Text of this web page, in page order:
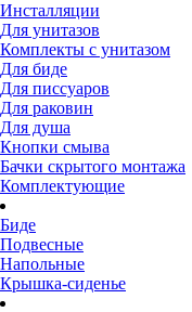
Инсталляции
Для унитазов
Комплекты с унитазом
Для биде
Для писсуаров
Для раковин
Для душа
Кнопки смыва
Бачки скрытого монтажа
Комплектующие
Биде
Подвесные
Напольные
Крышка-сиденье